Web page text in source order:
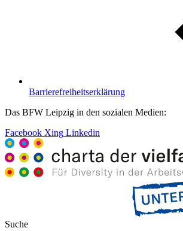
Barrierefreiheitserklärung
Das BFW Leipzig in den sozialen Medien:
Facebook Xing Linkedin
Suche